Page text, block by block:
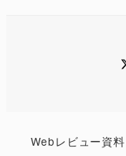
Web レビュー資料